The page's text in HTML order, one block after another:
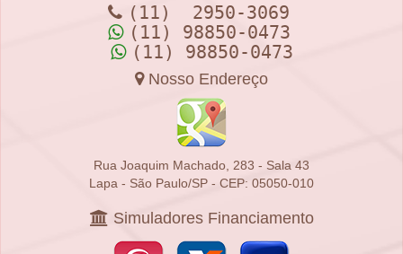
(11) 2950-3069
(11) 98850-0473
(11) 98850-0473
Nosso Endereço
Rua Joaquim Machado, 283 - Sala 43
Lapa - São Paulo/SP - CEP: 05050-010
Simuladores Financiamento